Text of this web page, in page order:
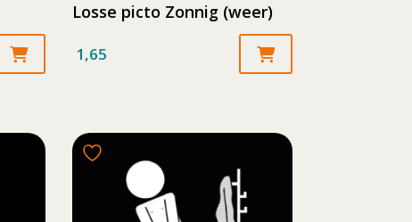
Losse picto Zonnig (weer)
1,65